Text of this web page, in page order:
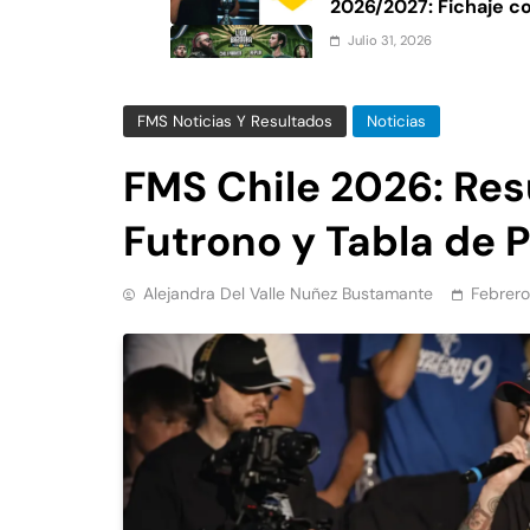
2026/2027: Fichaje
Roosters
Julio 31, 2026
fecha y boletos
Julio 30, 2026
Dalia Castella gana
2026: Resultados de
FMS Noticias Y Resultados Noticias
FMS Chile 2026:
Futrono y Tabla de
Alejandra Del Valle Nuñez Bustamante